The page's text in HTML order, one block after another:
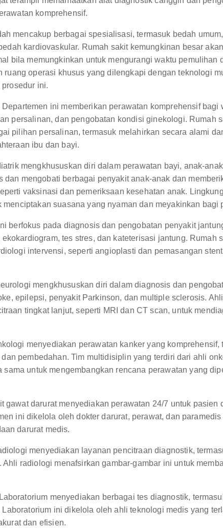
komprehensif.
mencakup berbagai spesialisasi, termasuk bedah
kardiovaskular. Rumah sakit kemungkinan besar
bila memungkinkan untuk mengurangi waktu pemulihan
ruang operasi khusus yang dilengkapi dengan teknologi
ini.
Departemen ini memberikan perawatan komprehensif bagi
persalinan, dan pengobatan kondisi ginekologi. Rumah
pilihan persalinan, termasuk melahirkan secara alami
ibu dan bayi.
mengkhususkan diri dalam perawatan bayi, anak-
dan mengobati berbagai penyakit anak-anak dan
vaksinasi dan pemeriksaan kesehatan anak.
menciptakan suasana yang nyaman dan meyakinkan bagi
berfokus pada diagnosis dan pengobatan penyakit
tes stres, dan kateterisasi jantung. Rumah
intervensi, seperti angioplasti dan pemasangan
mengkhususkan diri dalam diagnosis dan
epilepsi, penyakit Parkinson, dan multiple sclerosis.
tingkat lanjut, seperti MRI dan CT scan, untuk
menyediakan perawatan kanker yang komprehensif,
pembedahan. Tim multidisiplin yang terdiri dari ahli
sama untuk mengembangkan rencana perawatan yang
gawat darurat menyediakan perawatan 24/7 untuk pasien
ini dikelola oleh dokter darurat, perawat, dan
darurat medis.
menyediakan layanan pencitraan diagnostik,
Ahli radiologi menafsirkan gambar-gambar ini untuk
Laboratorium menyediakan berbagai tes diagnostik,
ini dikelola oleh ahli teknologi medis yang
dan efisien.